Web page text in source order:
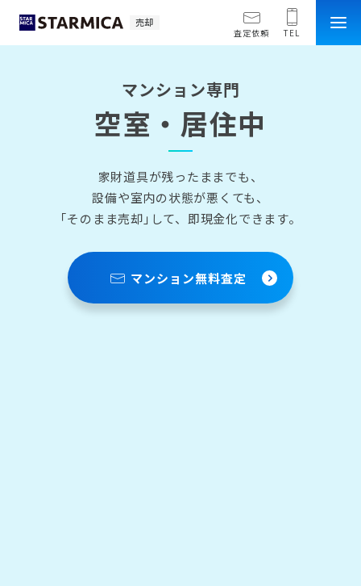
売却
査定依頼 TEL
マンション専門
空室・居住中
家財道具が残ったままでも、
設備や室内の状態が悪くても、
｢そのまま売却｣して、即現金化できます。
マンション無料査定